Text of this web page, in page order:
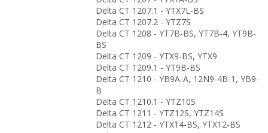
Delta CT 1207.1 - YTX7L-BS
Delta CT 1207.2 - YTZ7S
Delta CT 1208 - YT7B-BS, YT7B-4, YT9B-
BS
Delta CT 1209 - YTX9-BS, YTX9
Delta CT 1209.1 - YT9B-BS
Delta CT 1210 - YB9A-A, 12N9-4B-1, YB9-
B
Delta CT 1210.1 - YTZ10S
Delta CT 1211 - YTZ12S, YTZ14S
Delta CT 1212 - YTX14-BS, YTX12-BS